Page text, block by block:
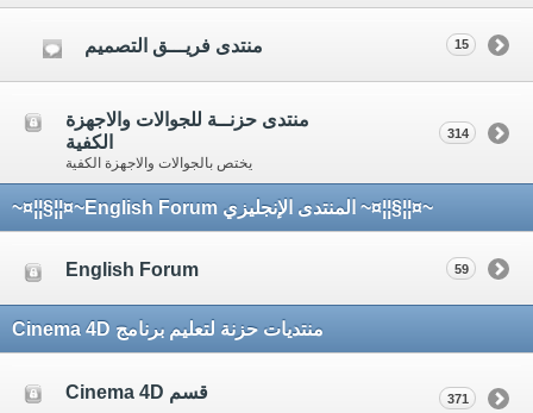
منتدى فريـــق التصميم 15
منتدى حزنــة للجوالات والاجهزة
الكفية
يختص بالجوالات والاجهزة الكفية
314
~¤¦¦§¦¦¤~ المنتدى الإنجليزي English Forum~¤¦¦§¦¦¤~
English Forum 59
منتديات حزنة لتعليم برنامج Cinema 4D
قسم Cinema 4D 371